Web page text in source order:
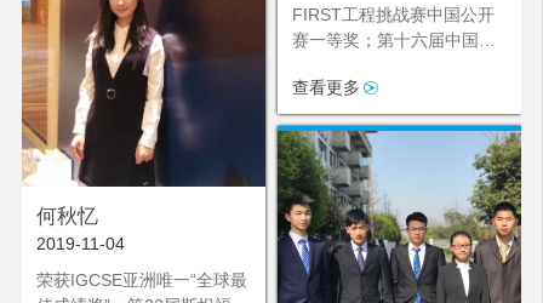
FIRST工程挑战赛中国公开
赛一等奖；第十六届中国青
FLL一等奖；重庆市人民政
府颁发的“第十一届重庆市青
少年科技创新市长奖”
查看更多
何秋忆
2019-11-04
荣获IGCSE亚洲唯一“全球最